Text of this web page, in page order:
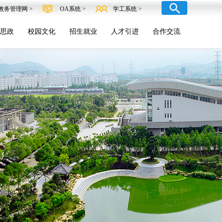
务管理网 > OA系统 > 学工系统 >
政 校园文化 招生就业 人才引进 合作交流